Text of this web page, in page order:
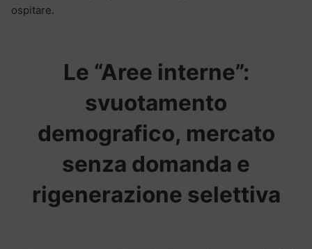
ospitare.
Le “Aree interne”:
svuotamento
demografico, mercato
senza domanda e
rigenerazione selettiva